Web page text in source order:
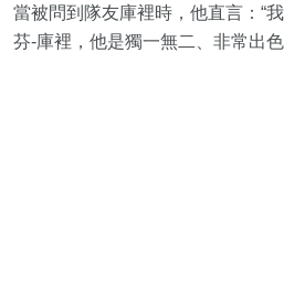
當被問到隊友庫裡時，他直言：“
芬-庫裡，他是獨一無二、非常出